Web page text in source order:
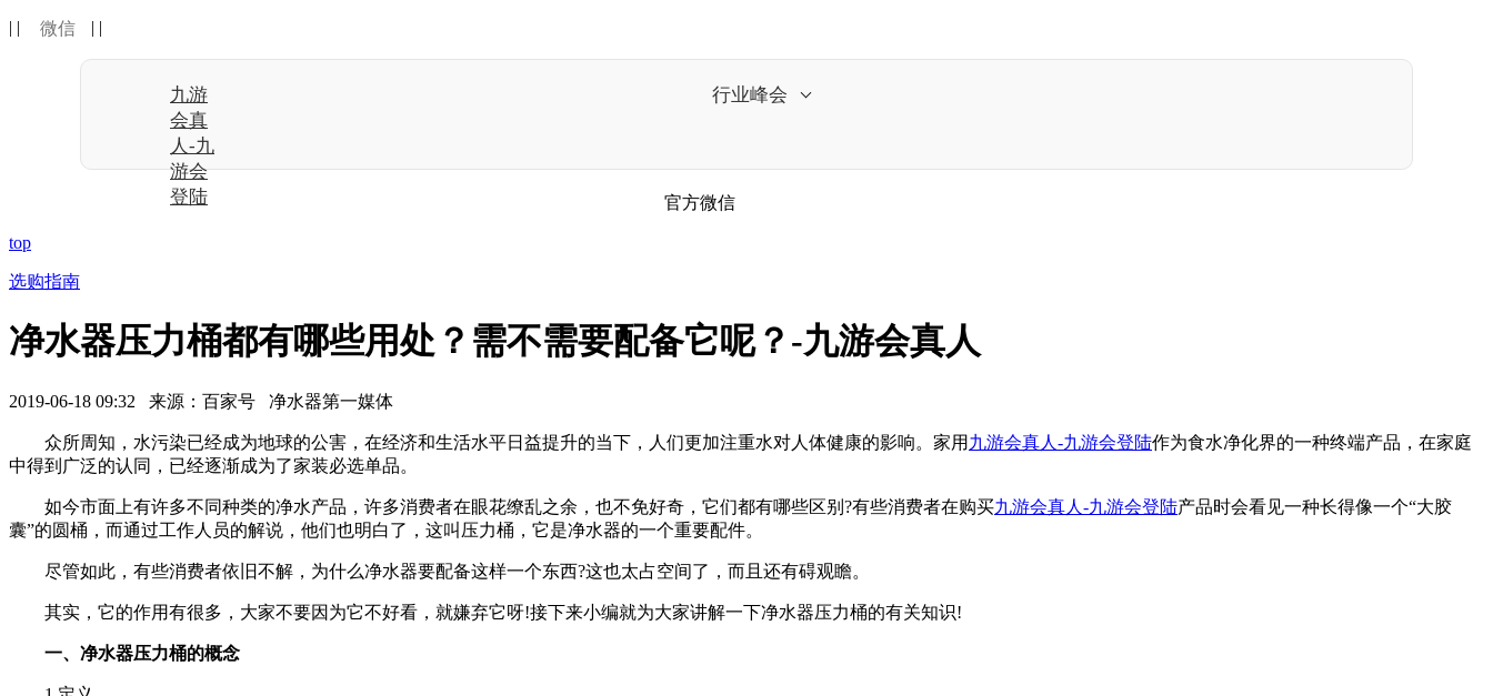
| | 微信 | |
九游
会真
人-九
游会
登陆
行业峰会
官方微信
top
选购指南
净水器压力桶都有哪些用处？需不需要配备它呢？-九游会真人
2019-06-18 09:32 来源：百家号 净水器第一媒体
众所周知，水污染已经成为地球的公害，在经济和生活水平日益提升的当下，人们更加注重水对人体健康的影响。家用 九游会真人-九游会登陆作为食水净化界的一种终端产品，在家庭
中得到广泛的认同，已经逐渐成为了家装必选单品。
如今市面上有许多不同种类的净水产品，许多消费者在眼花缭乱之余，也不免好奇，它们都有哪些区别?有些消费者在购买九游会真人-九游会登陆产品时会看见一种长得像一个“大胶
囊”的圆桶，而通过工作人员的解说，他们也明白了，这叫压力桶，它是净水器的一个重要配件。
尽管如此，有些消费者依旧不解，为什么净水器要配备这样一个东西?这也太占空间了，而且还有碍观瞻。
其实，它的作用有很多，大家不要因为它不好看，就嫌弃它呀!接下来小编就为大家讲解一下净水器压力桶的有关知识!
一、净水器压力桶的概念